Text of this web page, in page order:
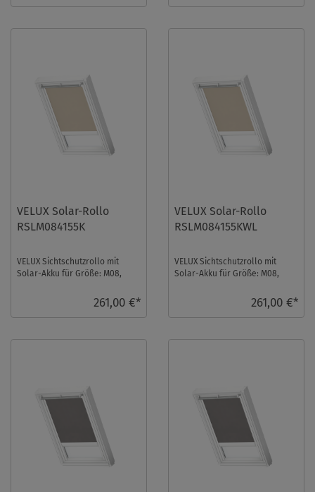
VELUX Solar-Rollo
RSLM084155K
VELUX Sichtschutzrollo mit
Solar-Akku für Größe: M08,
Semitransparent, alu Schi ...
261,00 €*
VELUX Solar-Rollo
RSLM084155KWL
VELUX Sichtschutzrollo mit
Solar-Akku für Größe: M08,
Semitransparent, weiße S ...
261,00 €*